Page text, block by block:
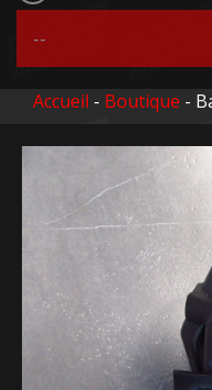
Accueil - Boutique -